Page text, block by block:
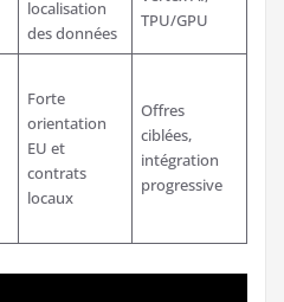
localisation
des données
TPU/GPU
Forte
orientation
EU et
contrats
locaux
Offres
ciblées,
intégration
progressive